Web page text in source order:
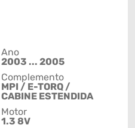
Ano
2003 ... 2005
Complemento
MPI / E-TORQ /
CABINE ESTENDIDA
Motor
1.3 8V